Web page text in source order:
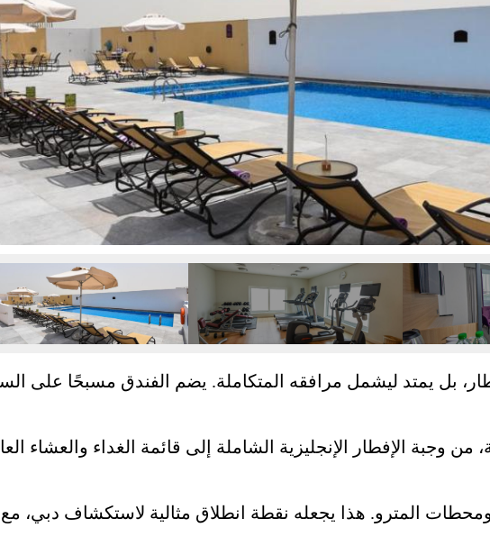
بل يمتد ليشمل مرافقه المتكاملة. يضم الفندق مسبحًا على
من وجبة الإفطار الإنجليزية الشاملة إلى قائمة الغداء والعشاء
المترو. هذا يجعله نقطة انطلاق مثالية لاستكشاف دبي، مع